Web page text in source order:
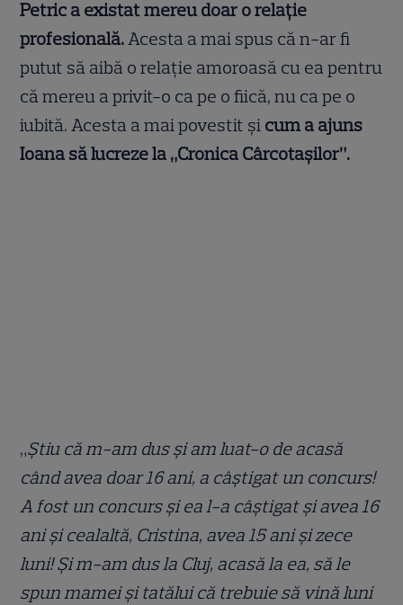
Petric a existat mereu doar o relație
profesională.Acesta a mai spus că n-ar fi
putut să aibă o relație amoroasă cu ea pentru
că mereu a privit-o ca pe o fiică, nu ca pe o
iubită. Acesta a mai povestit și cum a ajuns
Ioana să lucreze la „Cronica Cârcotașilor”.
„Știu că m-am dus și am luat-o de acasă
când avea doar 16 ani, a câștigat un concurs!
A fost un concurs și ea l-a câștigat și avea 16
ani și cealaltă, Cristina, avea 15 ani și zece
luni! Și m-am dus la Cluj, acasă la ea, să le
spun mamei și tatălui că trebuie să vină luni